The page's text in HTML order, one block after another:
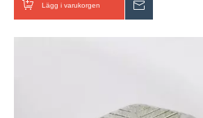
Lägg i varukorgen